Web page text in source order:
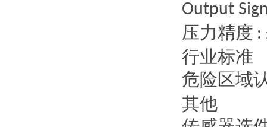
Output
压力精度 :
行业标准
危险区域
其他